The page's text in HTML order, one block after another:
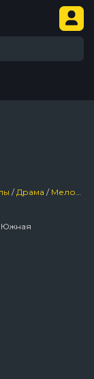
/Драма / Мелодрама
Южная